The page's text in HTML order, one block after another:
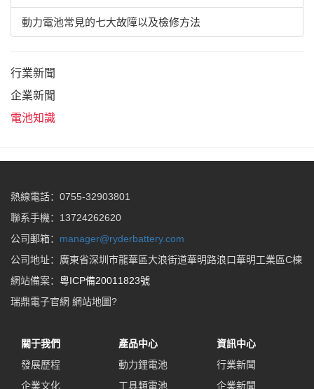
動力電池常見的七大故障以及檢修方法
行業新聞
企業新聞
電池知識
熱線電話：0755-32903801
聯系手機：13724262620
公司郵箱： manager@ryderbattery.com
公司地址：廣東省深圳市龍華區大浪街道華明路浪口華明工業區C棟
網站備案： 粵ICP備20011823號
瑞鼎電子官網 網站地圖?
關于我們
發展歷程
企業文化
產品中心
動力鋰電池
工具類電池
資訊中心
行業新聞
企業新聞